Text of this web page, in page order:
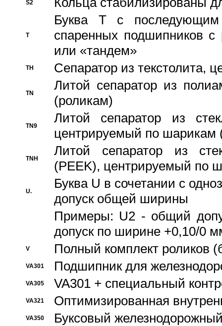
S2
T
Буква T с
спаренных подшипников
или «тандем»
TH Сепаратор из текстолита,
TN
Литой сепаратор из
(роликам)
TN9
Литой сепаратор из
центрируемый по шарикам
TNH
Литой сепаратор из
(PEEK), центрируемый по
U.
Буква U в сочетании с
допуск общей ширины
Примеры: U2 - общий
допуск по ширине +0,10/0
V Полный комплект роликов
VA301 Подшипник для
VA305 VA301 + специальный
VA321 Оптимизированная
VA350 Буксовый